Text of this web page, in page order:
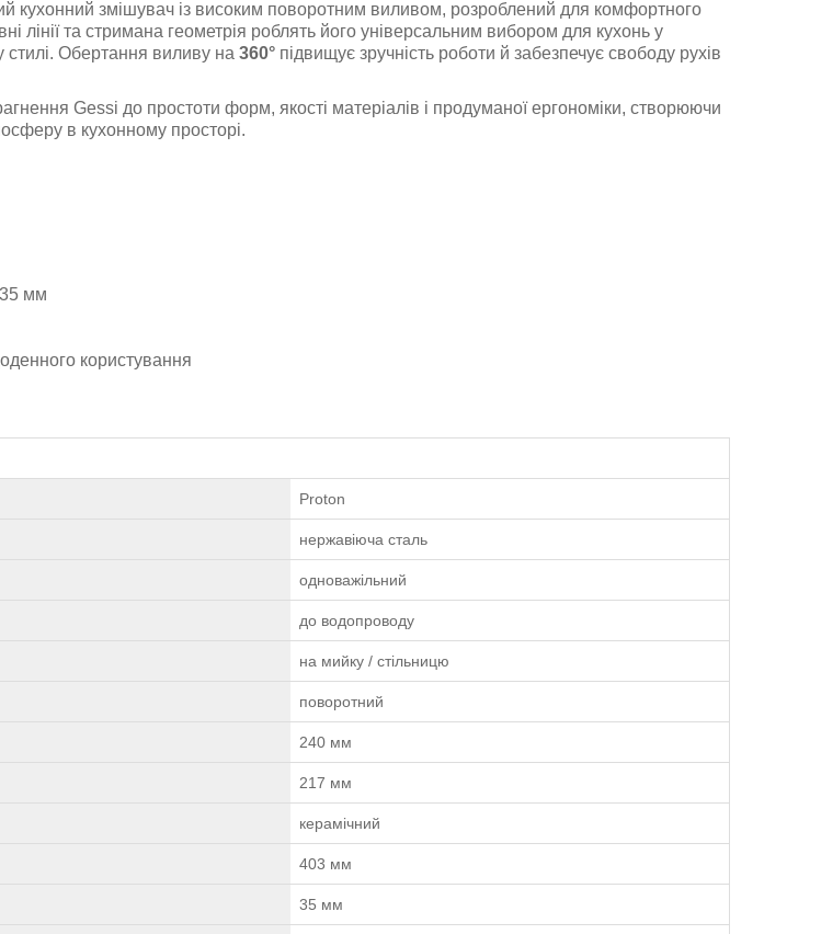
кухонний змішувач із високим поворотним виливом, розроблений для комфортного
лінії та стримана геометрія роблять його універсальним вибором для кухонь у
стилі. Обертання виливу на360° підвищує зручність роботи й забезпечує свободу рухів
Gessi до простоти форм, якості матеріалів і продуманої ергономіки, створюючи
в кухонному просторі.
мм
користування
Proton
нержавіюча сталь
одноважільний
до водопроводу
на мийку / стільницю
поворотний
240 мм
217 мм
керамічний
403 мм
35 мм